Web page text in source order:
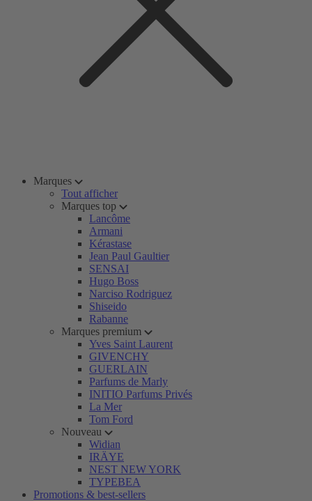
Marques
Tout afficher
Marques top
Lancôme
Armani
Kérastase
Jean Paul Gaultier
SENSAI
Hugo Boss
Narciso Rodriguez
Shiseido
Rabanne
Marques premium
Yves Saint Laurent
GIVENCHY
GUERLAIN
Parfums de Marly
INITIO Parfums Privés
La Mer
Tom Ford
Nouveau
Widian
IRÄYE
NEST NEW YORK
TYPEBEA
Promotions & best-sellers